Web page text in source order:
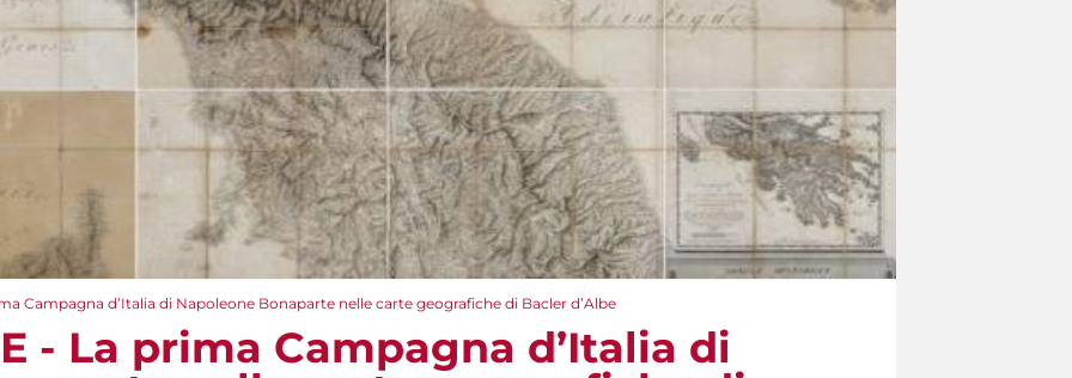
Campagna d’Italia di Napoleone Bonaparte nelle carte geografiche di Bacler d’Albe
- La prima Campagna d’Italia di